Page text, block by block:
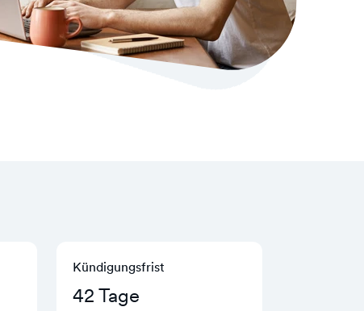
Kündigungs­frist
42 Tage